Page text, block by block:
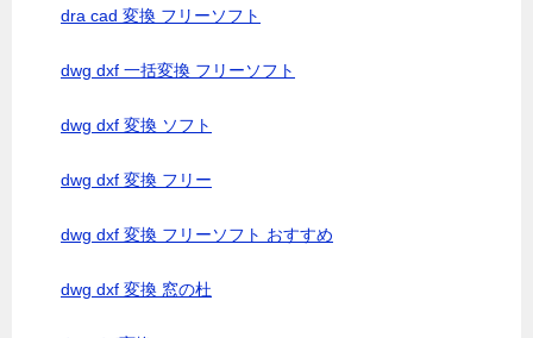
dra cad 変換 フリーソフト
dwg dxf 一括変換 フリーソフト
dwg dxf 変換 ソフト
dwg dxf 変換 フリー
dwg dxf 変換 フリーソフト おすすめ
dwg dxf 変換 窓の杜